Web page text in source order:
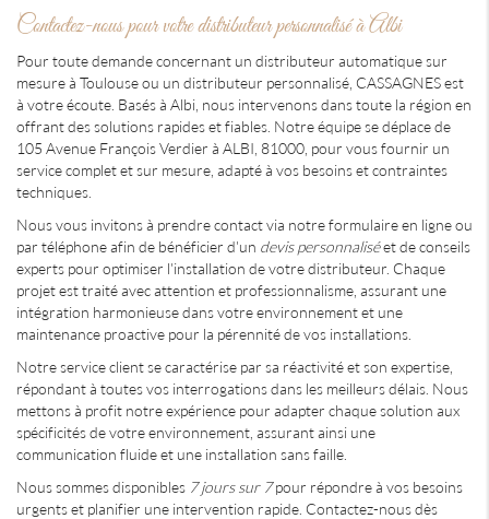
Contactez-nous pour votre distributeur personnalisé à Albi
Pour toute demande concernant un distributeur automatique sur
mesure à Toulouse ou un distributeur personnalisé, CASSAGNES est
à votre écoute. Basés à Albi, nous intervenons dans toute la région en
offrant des solutions rapides et fiables. Notre équipe se déplace de
105 Avenue François Verdier à ALBI, 81000, pour vous fournir un
service complet et sur mesure, adapté à vos besoins et contraintes
techniques.
Nous vous invitons à prendre contact via notre formulaire en ligne ou
par téléphone afin de bénéficier d'un devis personnaliséet de conseils
experts pour optimiser l'installation de votre distributeur. Chaque
projet est traité avec attention et professionnalisme, assurant une
intégration harmonieuse dans votre environnement et une
maintenance proactive pour la pérennité de vos installations.
Notre service client se caractérise par sa réactivité et son expertise,
répondant à toutes vos interrogations dans les meilleurs délais. Nous
mettons à profit notre expérience pour adapter chaque solution aux
spécificités de votre environnement, assurant ainsi une
communication fluide et une installation sans faille.
Nous sommes disponibles 7 jours sur 7pour répondre à vos besoins
urgents et planifier une intervention rapide. Contactez-nous dès